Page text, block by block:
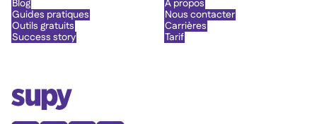
Blog
Guides pratiques
Outils gratuits
Success story
À propos
Nous contacter
Carrières
Tarif